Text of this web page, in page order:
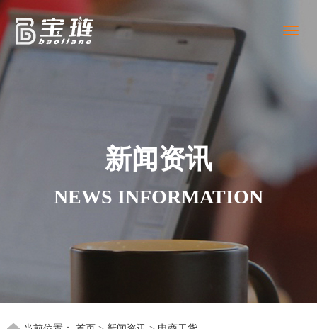
Toggle
新闻资讯
NEWS INFORMATION